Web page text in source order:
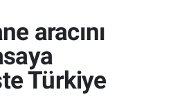
aracını
Türkiye
ve Fikstür